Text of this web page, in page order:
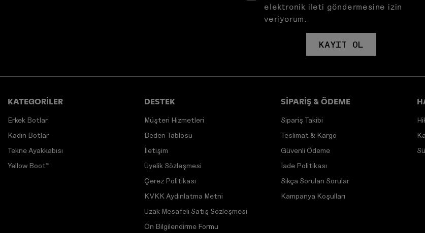
elektronik ileti göndermesine izin
veriyorum.
KAYIT OL
KATEGORİLER
Erkek Botlar
Kadın Botlar
Tekne Ayakkabısı
Yellow Boot™
DESTEK
Müşteri Hizmetleri
Beden Tablosu
İletişim
Üyelik Sözleşmesi
Çerez Politikası
KVKK Aydınlatma Metni
Uzak Mesafeli Satış Sözleşmesi
Ön Bilgilendirme Formu
SİPARİŞ & ÖDEME
Sipariş Takibi
Teslimat & Kargo
Güvenli Ödeme
İade Politikası
Sıkça Sorulan Sorular
Kampanya Koşulları